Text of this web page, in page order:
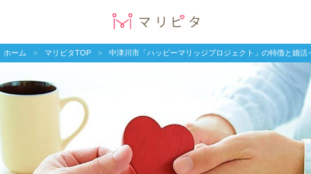
ホーム マリピタTOP 中津川市「ハッピーマリッジプロジェクト」の特徴と婚